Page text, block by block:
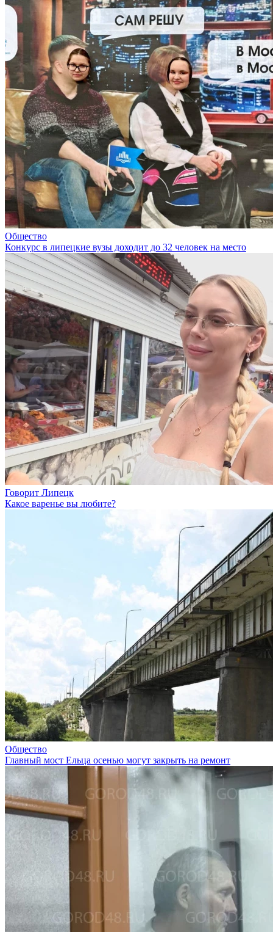
Общество
Конкурс в липецкие вузы доходит до 32 человек на место
Говорит Липецк
Какое варенье вы любите?
Общество
Главный мост Ельца осенью могут закрыть на ремонт